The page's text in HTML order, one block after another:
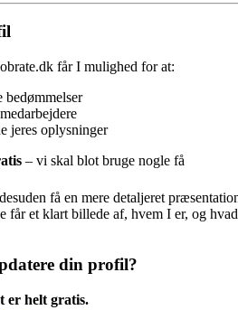
får I mulighed for at:
bedømmelser
jeres oplysninger
– vi skal blot bruge nogle få
få en mere detaljeret
får et klart billede af, hvem I er, og
din profil?
er helt gratis.